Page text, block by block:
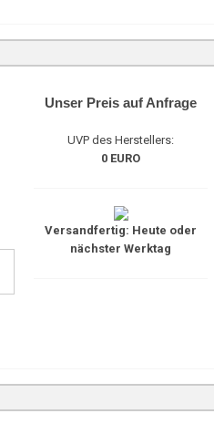
Unser Preis auf Anfrage
UVP des Herstellers:
0 EURO
Versandfertig: Heute oder
nächster Werktag